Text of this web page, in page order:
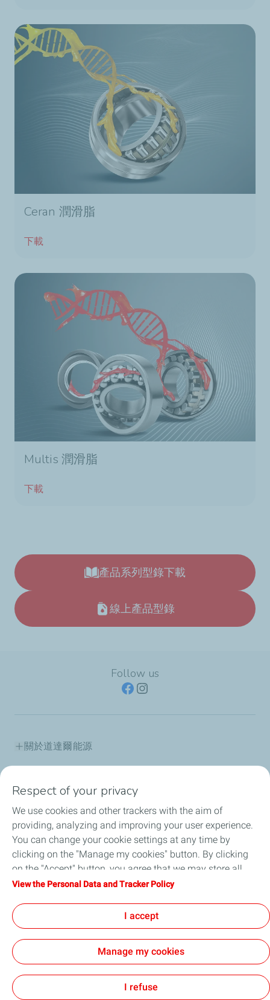
Ceran 潤滑脂
下載
Multis 潤滑脂
下載
產品系列型錄下載
線上產品型錄
Follow us
關於道達爾能源
道達爾能源保修據點
道達爾能源講堂
最新消息
常見問題
個人資料與 Cookie 政策
Respect of your privacy
We use cookies and other trackers with the aim of
providing, analyzing and improving your user experience.
You can change your cookie settings at any time by
clicking on the "Manage my cookies" button. By clicking
on the "Accept" button, you agree that we may store all
cookies on your device. If you click on "Decline", only the
will be used. For more information, refer to the "Personal
Data and Tracker Policy" page.
View the Personal Data and Tracker Policy
I accept
Manage my cookies
I refuse